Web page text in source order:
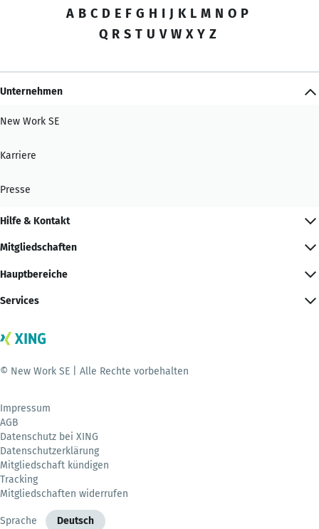
A B C D E F G H I J K L M N O P
Q R S T U V W X Y Z
Unternehmen
New Work SE
Karriere
Presse
Hilfe & Kontakt
Mitgliedschaften
Hauptbereiche
Services
© New Work SE | Alle Rechte vorbehalten
Impressum
AGB
Datenschutz bei XING
Datenschutzerklärung
Mitgliedschaft kündigen
Tracking
Mitgliedschaften widerrufen
Sprache Deutsch